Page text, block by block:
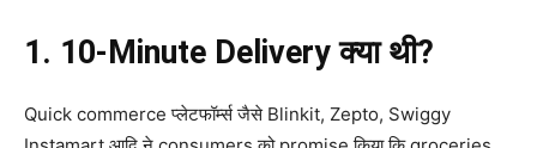
1. 10-Minute Delivery क्या थी?
Quick commerce प्लेटफॉर्म्स जैसे Blinkit, Zepto, Swiggy